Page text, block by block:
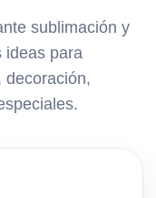
sublimación y
ideas para
decoración,